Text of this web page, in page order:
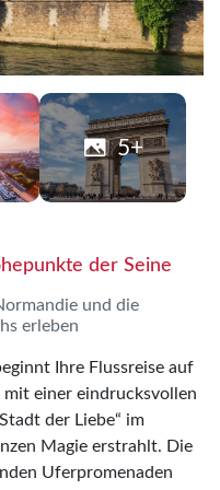
5+
der Seine
und die
erleben
Ihre Flussreise auf
mit einer eindrucksvollen
der Liebe“ im
Magie erstrahlt. Die
Uferpromenaden